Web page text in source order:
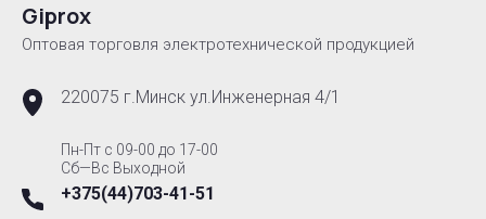
Giprox
Оптовая торговля электротехнической продукцией
220075 г.Минск ул.Инженерная 4/1
Пн-Пт с 09-00 до 17-00
Сб—Вс Выходной
+375(44)703-41-51